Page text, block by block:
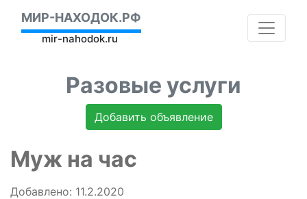
МИР-НАХОДОК.РФ
mir-nahodok.ru
Разовые услуги
Добавить объявление
Муж на час
Добавлено: 11.2.2020